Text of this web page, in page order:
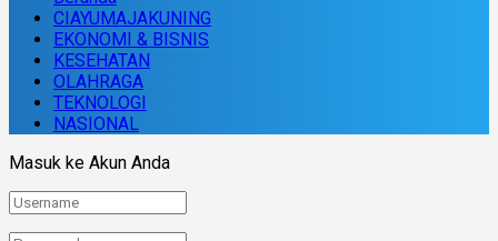
CIAYUMAJAKUNING
EKONOMI & BISNIS
KESEHATAN
OLAHRAGA
TEKNOLOGI
NASIONAL
Masuk ke Akun Anda